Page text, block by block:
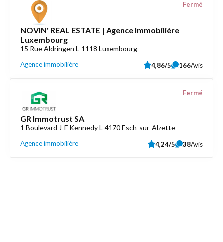
NOVIN' REAL ESTATE | Agence Immobilière
Luxembourg
15 Rue Aldringen L-1118 Luxembourg
Agence immobilière
Fermé
4,86/5 166Avis
GR Immotrust SA
1 Boulevard J-F Kennedy L-4170 Esch-sur-Alzette
Agence immobilière
Fermé
4,24/5 38Avis